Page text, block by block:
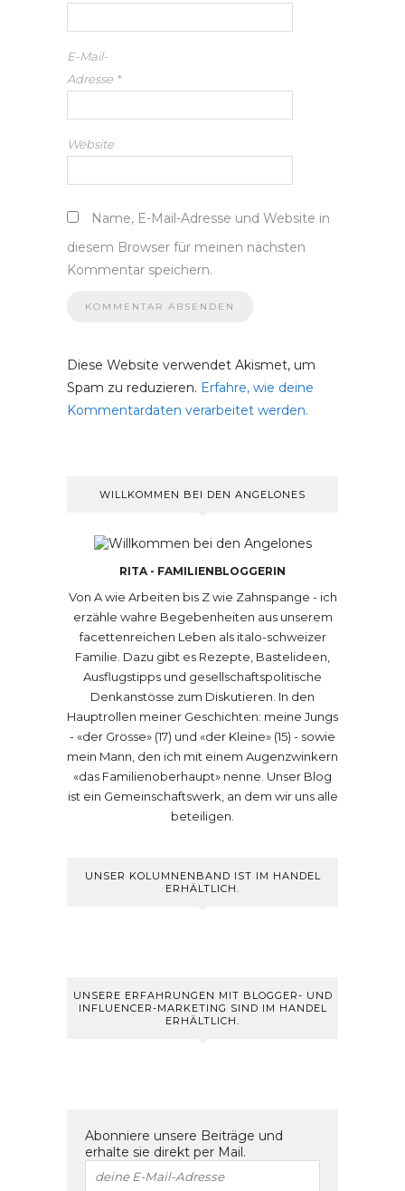
E-Mail-
Adresse *
Website
Name, E-Mail-Adresse und Website in
diesem Browser für meinen nächsten
Kommentar speichern.
Diese Website verwendet Akismet, um
Spam zu reduzieren. Erfahre, wie deine
Kommentardaten verarbeitet werden.
WILLKOMMEN BEI DEN ANGELONES
RITA - FAMILIENBLOGGERIN
Von A wie Arbeiten bis Z wie Zahnspange - ich
erzähle wahre Begebenheiten aus unserem
facettenreichen Leben als italo-schweizer
Familie. Dazu gibt es Rezepte, Bastelideen,
Ausflugstipps und gesellschaftspolitische
Denkanstösse zum Diskutieren. In den
Hauptrollen meiner Geschichten: meine Jungs
- «der Grosse» (17) und «der Kleine» (15) - sowie
mein Mann, den ich mit einem Augenzwinkern
«das Familienoberhaupt» nenne. Unser Blog
ist ein Gemeinschaftswerk, an dem wir uns alle
beteiligen.
UNSER KOLUMNENBAND IST IM HANDEL
ERHÄLTLICH.
UNSERE ERFAHRUNGEN MIT BLOGGER- UND
INFLUENCER-MARKETING SIND IM HANDEL
ERHÄLTLICH.
Abonniere unsere Beiträge und
erhalte sie direkt per Mail.